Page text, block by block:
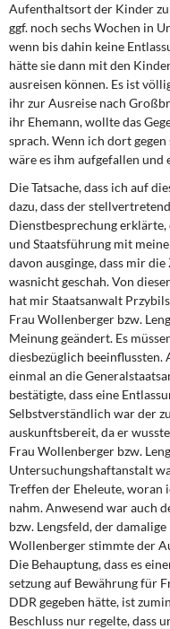
Aufenthaltsort der Kinder zu
ggf. noch sechs Wochen in
wenn bis dahin keine
hätte sie dann mit den
ausreisen können. Es ist
ihr zur Ausreise nach
ihr Ehe­mann, wollte das
sprach. Wenn ich dort
wäre es ihm aufgefallen und
Die Tatsache, dass ich auf
dazu, dass der
Dienstbesprechung
und Staatsführung mit
davon ausginge, dass mir
wasnicht geschah. Von
hat mir Staatsanwalt
Frau Wollenberger bzw.
Meinung geändert. Es
diesbezüglich
einmal an die
bestätigte, dass eine
Selbstverständlich war der
auskunftsbereit, da er
Frau Wollen­berger bzw.
Untersuchungshaftanstalt
Treffen der Eheleute,
nahm. Anwesend war auch
bzw. Lengsfeld, der
Wollenberger stimmte der
Die Behauptung, dass es
setzung auf Bewährung für
DDR gegeben hät­te, ist
Beschluss nur regelte, dass